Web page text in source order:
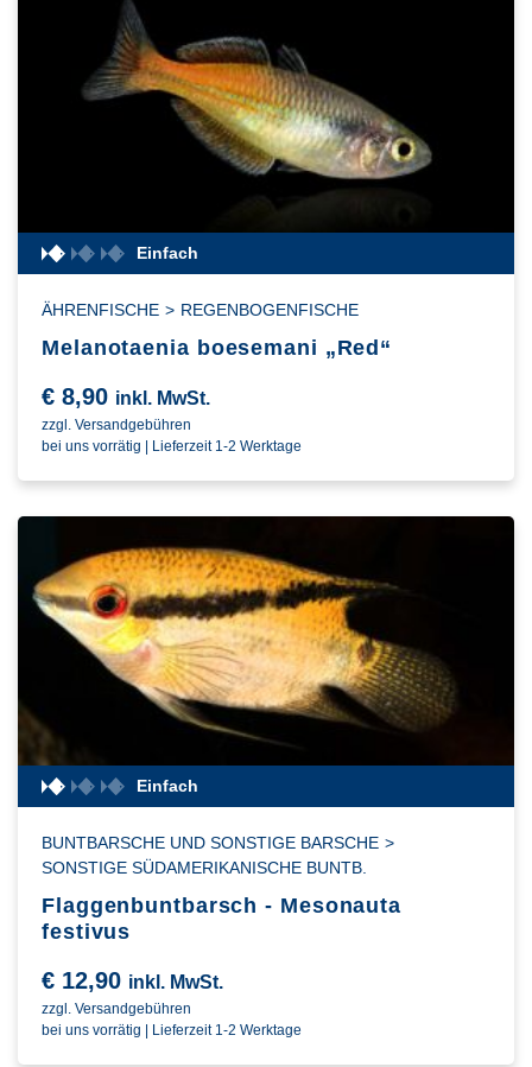
Einfach
ÄHRENFISCHE > REGENBOGENFISCHE
Melanotaenia boesemani „Red“
€ 8,90 inkl. MwSt.
zzgl. Versandgebühren
bei uns vorrätig | Lieferzeit 1-2 Werktage
Einfach
BUNTBARSCHE UND SONSTIGE BARSCHE >
SONSTIGE SÜDAMERIKANISCHE BUNTB.
Flaggenbuntbarsch - Mesonauta
festivus
€ 12,90 inkl. MwSt.
zzgl. Versandgebühren
bei uns vorrätig | Lieferzeit 1-2 Werktage